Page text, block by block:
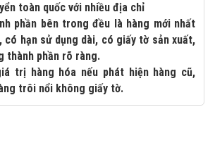
toàn quốc với nhiều địa chỉ
phần bên trong đều là hàng mới nhất
có hạn sử dụng dài, có giấy tờ sản xuất,
thành phần rõ ràng.
trị hàng hóa nếu phát hiện hàng cũ,
trôi nổi không giấy tờ.